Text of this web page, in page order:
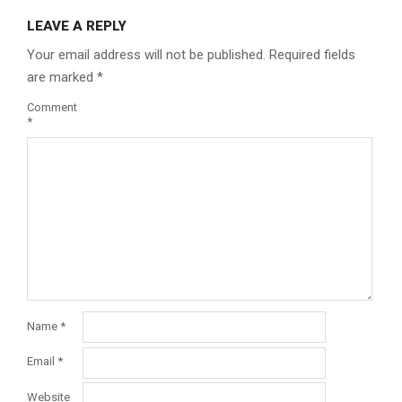
LEAVE A REPLY
Your email address will not be published. Required fields
are marked *
Comment
*
Name *
Email *
Website